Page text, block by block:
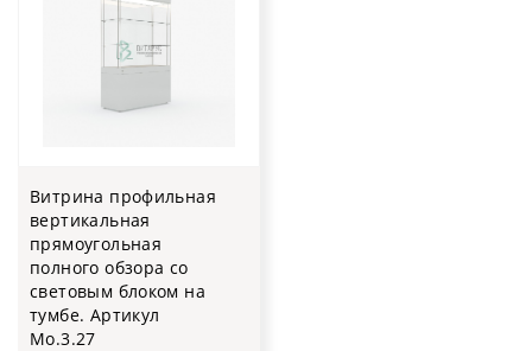
Витрина профильная
вертикальная
прямоугольная
полного обзора со
световым блоком на
тумбе. Артикул
Мо.3.27